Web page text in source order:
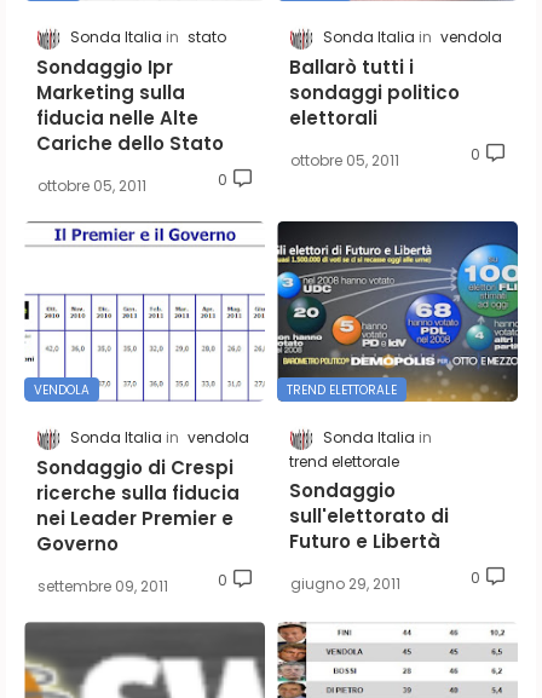
Sonda Italia stato
Sondaggio Ipr
Marketing sulla
fiducia nelle Alte
Cariche dello Stato
ottobre 05, 2011 0
Sonda Italia vendola
Ballarò tutti i
sondaggi politico
elettorali
ottobre 05, 2011 0
VENDOLA
Sonda Italia vendola
Sondaggio di Crespi
ricerche sulla fiducia
nei Leader Premier e
Governo
settembre 09, 2011 0
TREND ELETTORALE
Sonda Italia
trend elettorale
Sondaggio
sull'elettorato di
Futuro e Libertà
giugno 29, 2011 0